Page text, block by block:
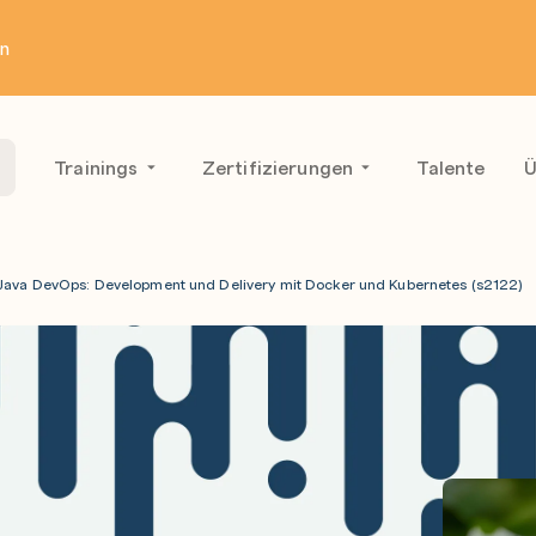
Trainings Zertifizierungen Talente
DevOps: Development und Delivery mit Docker und Kubernetes (s2122)